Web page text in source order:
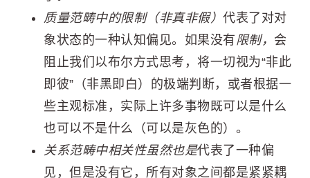
质量范畴中的限制（非真非假） 代表了对对
象状态的一种认知偏见。如果没有 限制， 会
阻止我们以布尔方式思考，将一切视为“非此
即彼”（非黑即白）的极端判断，或者根据一
些主观标准，实际上许多事物既可以是什么
也可以不是什么（可以是灰色的）。
关系范畴中相关性虽然也是代表了一种偏
见，但是没有它，所有对象之间都是紧紧耦